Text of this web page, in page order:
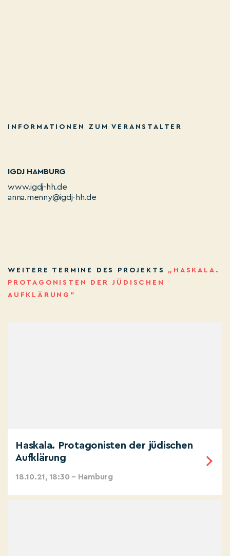
INFORMATIONEN ZUM VERANSTALTER
IGDJ HAMBURG
www.igdj-hh.de
anna.menny@igdj-hh.de
WEITERE TERMINE DES PROJEKTS „HASKALA.
PROTAGONISTEN DER JÜDISCHEN
AUFKLÄRUNG”
Haskala. Protagonisten der jüdischen
Aufklärung
18.10.21, 18:30 – Hamburg